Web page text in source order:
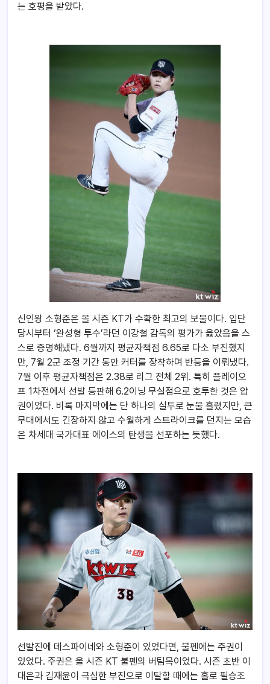
는 호평을 받았다.
신인왕 소형준은 올 시즌 KT가 수확한 최고의 보물이다. 입단
당시부터 ‘완성형 투수’라던 이강철 감독의 평가가 옳았음을 스
스로 증명해냈다. 6월까지 평균자책점 6.65로 다소 부진했지
만, 7월 2군 조정 기간 동안 커터를 장착하며 반등을 이뤄냈다.
7월 이후 평균자책점은 2.38로 리그 전체 2위. 특히 플레이오
프 1차전에서 선발 등판해 6.2이닝 무실점으로 호투한 것은 압
권이었다. 비록 마지막에는 단 하나의 실투로 눈물 흘렸지만, 큰
무대에서도 긴장하지 않고 수월하게 스트라이크를 던지는 모습
은 차세대 국가대표 에이스의 탄생을 선포하는 듯했다.
선발진에 데스파이네와 소형준이 있었다면, 불펜에는 주권이
있었다. 주권은 올 시즌 KT 불펜의 버팀목이었다. 시즌 초반 이
대은과 김재윤이 극심한 부진으로 이탈할 때에는 홀로 필승조